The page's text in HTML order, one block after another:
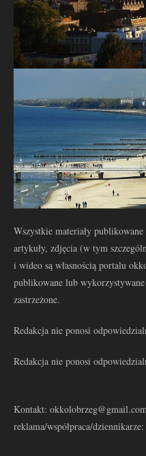
Wszystkie materiały
artykuły, zdjęcia (w tym
i wideo są własnością portalu
publikowane lub
zastrzeżone.
Redakcja nie ponosi
Redakcja nie ponosi
Kontakt: okkolobrzeg@gmail.com
reklama/współpraca/